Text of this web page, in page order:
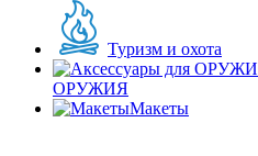
Туризм и охота
ОРУЖИЯ
Макеты